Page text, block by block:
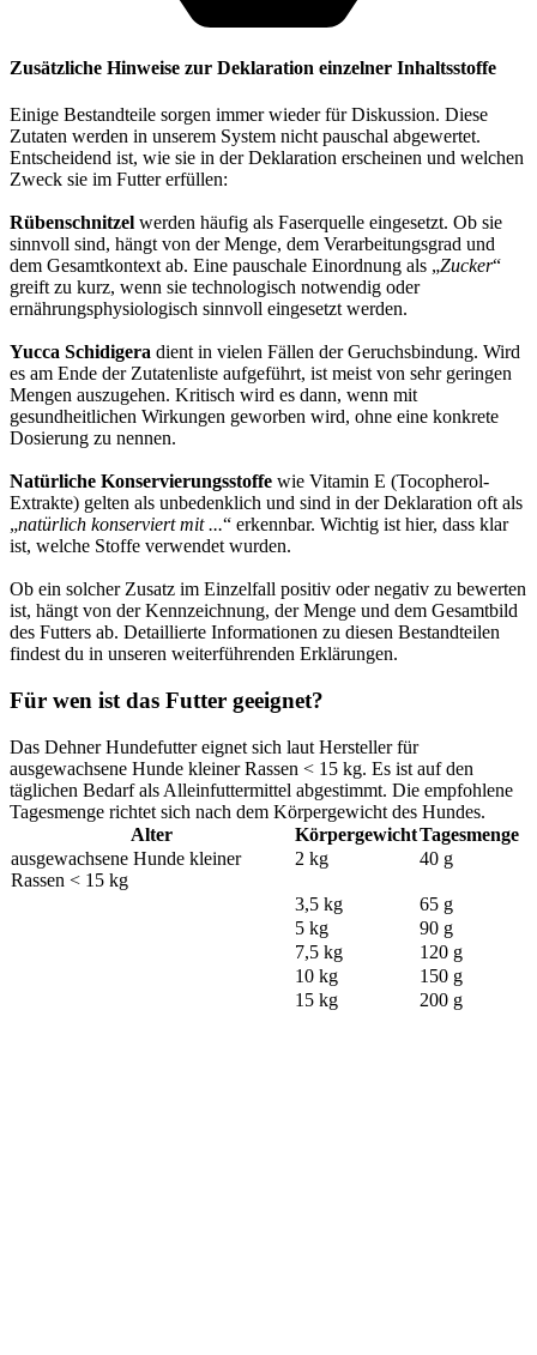
Zusätzliche Hinweise zur Deklaration einzelner Inhaltsstoffe
Einige Bestandteile sorgen immer wieder für Diskussion. Diese
Zutaten werden in unserem System nicht pauschal abgewertet.
Entscheidend ist, wie sie in der Deklaration erscheinen und welchen
Zweck sie im Futter erfüllen:
Rübenschnitzel werden häufig als Faserquelle eingesetzt. Ob sie
sinnvoll sind, hängt von der Menge, dem Verarbeitungsgrad und
dem Gesamtkontext ab. Eine pauschale Einordnung als „Zucker“
greift zu kurz, wenn sie technologisch notwendig oder
ernährungsphysiologisch sinnvoll eingesetzt werden.
Yucca Schidigera dient in vielen Fällen der Geruchsbindung. Wird
es am Ende der Zutatenliste aufgeführt, ist meist von sehr geringen
Mengen auszugehen. Kritisch wird es dann, wenn mit
gesundheitlichen Wirkungen geworben wird, ohne eine konkrete
Dosierung zu nennen.
Natürliche Konservierungsstoffe wie Vitamin E (Tocopherol-
Extrakte) gelten als unbedenklich und sind in der Deklaration oft als
„natürlich konserviert mit ...“ erkennbar. Wichtig ist hier, dass klar
ist, welche Stoffe verwendet wurden.
Ob ein solcher Zusatz im Einzelfall positiv oder negativ zu bewerten
ist, hängt von der Kennzeichnung, der Menge und dem Gesamtbild
des Futters ab. Detaillierte Informationen zu diesen Bestandteilen
findest du in unseren weiterführenden Erklärungen.
Für wen ist das Futter geeignet?
Das Dehner Hundefutter eignet sich laut Hersteller für
ausgewachsene Hunde kleiner Rassen < 15 kg. Es ist auf den
täglichen Bedarf als Alleinfuttermittel abgestimmt. Die empfohlene
Tagesmenge richtet sich nach dem Körpergewicht des Hundes.
Alter
KörpergewichtTagesmenge
ausgewachsene Hunde kleiner
Rassen < 15 kg
2 kg 40 g
3,5 kg
65 g
5 kg
90 g
7,5 kg
120 g
10 kg
150 g
15 kg
200 g